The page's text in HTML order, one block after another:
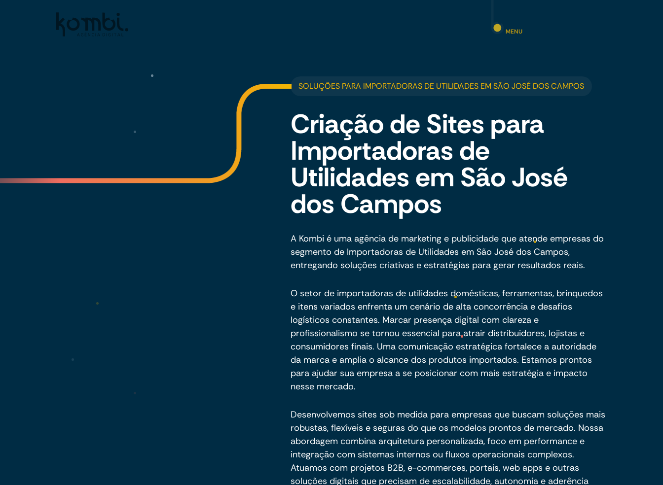
MENU
SOLUÇÕES PARA IMPORTADORAS DE UTILIDADES EM SÃO JOSÉ DOS CAMPOS
Criação de Sites para
Importadoras de
Utilidades em São José
dos Campos
A Kombi é uma agência de marketing e publicidade que atende empresas do
segmento de Importadoras de Utilidades em São José dos Campos,
entregando soluções criativas e estratégias para gerar resultados reais.
O setor de importadoras de utilidades domésticas, ferramentas, brinquedos
e itens variados enfrenta um cenário de alta concorrência e desafios
logísticos constantes. Marcar presença digital com clareza e
profissionalismo se tornou essencial para atrair distribuidores, lojistas e
consumidores finais. Uma comunicação estratégica fortalece a autoridade
da marca e amplia o alcance dos produtos importados. Estamos prontos
para ajudar sua empresa a se posicionar com mais estratégia e impacto
nesse mercado.
Desenvolvemos sites sob medida para empresas que buscam soluções mais
robustas, flexíveis e seguras do que os modelos prontos de mercado. Nossa
abordagem combina arquitetura personalizada, foco em performance e
integração com sistemas internos ou fluxos operacionais complexos.
Atuamos com projetos B2B, e-commerces, portais, web apps e outras
soluções digitais que precisam de escalabilidade, autonomia e aderência